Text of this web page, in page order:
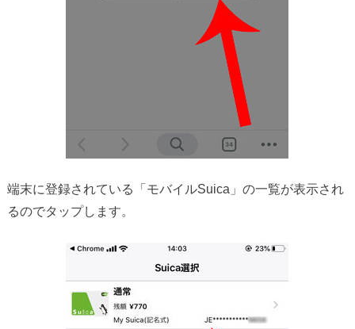
端末に登録されている「モバイルSuica」の一覧が表示され
るのでタップします。